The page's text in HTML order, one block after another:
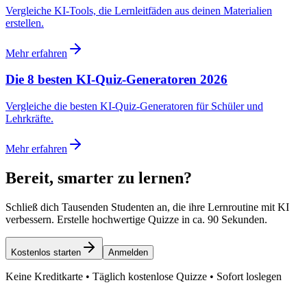
Vergleiche KI-Tools, die Lernleitfäden aus deinen Materialien
erstellen.
Mehr erfahren
Die 8 besten KI-Quiz-Generatoren 2026
Vergleiche die besten KI-Quiz-Generatoren für Schüler und
Lehrkräfte.
Mehr erfahren
Bereit, smarter zu lernen?
Schließ dich Tausenden Studenten an, die ihre Lernroutine mit KI
verbessern. Erstelle hochwertige Quizze in ca. 90 Sekunden.
Kostenlos starten Anmelden
Keine Kreditkarte • Täglich kostenlose Quizze • Sofort loslegen